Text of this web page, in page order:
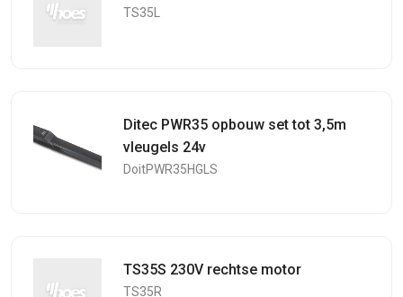
TS35L
Ditec PWR35 opbouw set tot 3,5m
vleugels 24v
DoitPWR35HGLS
TS35S 230V rechtse motor
TS35R